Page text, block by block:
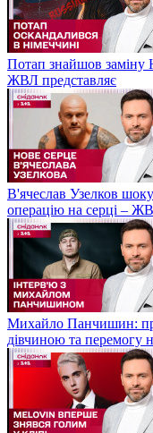
Потап знайшов заміну
ЖВЛ представляє
В'ячеслав Узелков
операцію на серці –
Михайло Панчишин:
дівчиною та перемогу